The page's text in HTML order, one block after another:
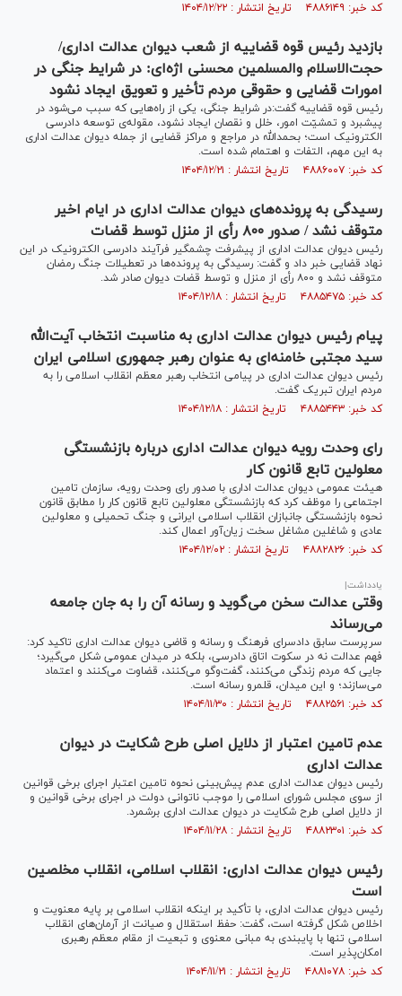
کد خبر: ۴۸۸۶۱۴۹ تاریخ انتشار : ۱۴۰۴/۱۲/۲۲
بازدید رئیس قوه قضاییه از شعب دیوان عدالت اداری/
حجت‌الاسلام والمسلمین محسنی اژه‌ای: در شرایط جنگی در
امورات قضایی و حقوقی مردم تأخیر و تعویق ایجاد نشود
رئیس قوه قضاییه گفت:در شرایط جنگی، یکی از راه‌هایی که سبب می‌شود در
پیشبرد و تمشیّت امور، خلل و نقصان ایجاد نشود، مقوله‌ی توسعه دادرسی
الکترونیک است؛ بحمدالله در مراجع و مراکز قضایی از جمله دیوان عدالت اداری
به این مهم، التفات و اهتمام شده است.
کد خبر: ۴۸۸۶۰۰۷ تاریخ انتشار : ۱۴۰۴/۱۲/۲۱
رسیدگی به پرونده‌های دیوان عدالت اداری در ایام اخیر
متوقف نشد / صدور ۸۰۰ رأی از منزل توسط قضات
رئیس دیوان عدالت اداری از پیشرفت چشمگیر فرآیند دادرسی الکترونیک در این
نهاد قضایی خبر داد و گفت: رسیدگی به پرونده‌ها در تعطیلات جنگ رمضان
متوقف نشد و ۸۰۰ رأی از منزل و توسط قضات دیوان صادر شد.
کد خبر: ۴۸۸۵۴۷۵ تاریخ انتشار : ۱۴۰۴/۱۲/۱۸
پیام رئیس دیوان عدالت اداری به مناسبت انتخاب آیت‌الله
سید مجتبی خامنه‌ای به عنوان رهبر جمهوری اسلامی ایران
رئیس دیوان عدالت اداری در پیامی انتخاب رهبر معظم انقلاب اسلامی را به
مردم ایران تبریک گفت.
کد خبر: ۴۸۸۵۴۴۳ تاریخ انتشار : ۱۴۰۴/۱۲/۱۸
رای وحدت رویه دیوان عدالت اداری درباره بازنشستگی
معلولین تابع قانون کار
هیئت عمومی دیوان عدالت اداری با صدور رای وحدت رویه، سازمان تامین
اجتماعی را موظف کرد که بازنشستگی معلولین تابع قانون کار را مطابق قانون
نحوه بازنشستگی جانبازان انقلاب اسلامی ایرانی و جنگ تحمیلی و معلولین
عادی و شاغلین مشاغل سخت زیان‌آور اعمال کند.
کد خبر: ۴۸۸۲۸۲۶ تاریخ انتشار : ۱۴۰۴/۱۲/۰۲
یادداشت|
وقتی عدالت سخن می‌گوید و رسانه آن را به جان جامعه
می‌رساند
سرپرست سابق دادسرای فرهنگ و رسانه و قاضی دیوان عدالت اداری تاکید کرد:
فهم عدالت نه در سکوت اتاق دادرسی، بلکه در میدان عمومی شکل می‌گیرد؛
جایی که مردم زندگی می‌کنند، گفت‌و‌گو می‌کنند، قضاوت می‌کنند و اعتماد
می‌سازند؛ و این میدان، قلمرو رسانه است.
کد خبر: ۴۸۸۲۵۶۱ تاریخ انتشار : ۱۴۰۴/۱۱/۳۰
عدم تامین اعتبار از دلایل اصلی طرح شکایت در دیوان
عدالت اداری
رئیس دیوان عدالت اداری عدم پیش‌بینی نحوه تامین اعتبار اجرای برخی قوانین
از سوی مجلس شورای اسلامی را موجب ناتوانی دولت در اجرای برخی قوانین و
از دلایل اصلی طرح شکایت در دیوان عدالت اداری برشمرد.
کد خبر: ۴۸۸۲۳۰۱ تاریخ انتشار : ۱۴۰۴/۱۱/۲۸
رئیس دیوان عدالت اداری: انقلاب اسلامی، انقلاب مخلصین
است
رئیس دیوان عدالت اداری، با تأکید بر اینکه انقلاب اسلامی بر پایه معنویت و
اخلاص شکل گرفته است، گفت: حفظ استقلال و صیانت از آرمان‌های انقلاب
اسلامی تنها با پایبندی به مبانی معنوی و تبعیت از مقام معظم رهبری
امکان‌پذیر است.
کد خبر: ۴۸۸۱۰۷۸ تاریخ انتشار : ۱۴۰۴/۱۱/۲۱